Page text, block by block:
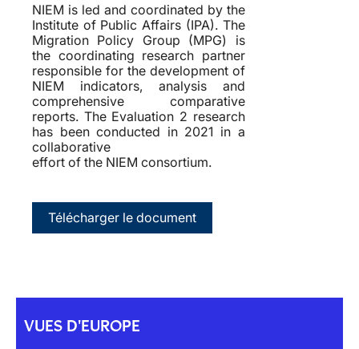
NIEM is led and coordinated by the
Institute of Public Affairs (IPA). The
Migration Policy Group (MPG) is
the coordinating research partner
responsible for the development of
NIEM indicators, analysis and
comprehensive comparative
reports. The Evaluation 2 research
has been conducted in 2021 in a
collaborative
effort of the NIEM consortium.
Télécharger le document
VUES D'EUROPE